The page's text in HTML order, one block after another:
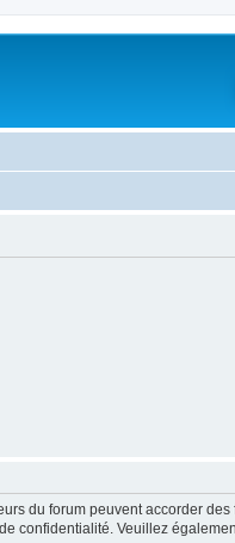
du forum peuvent accorder
confidentialité. Veuillez